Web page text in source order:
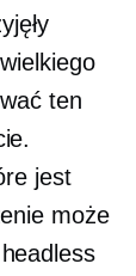
ten
jest
może